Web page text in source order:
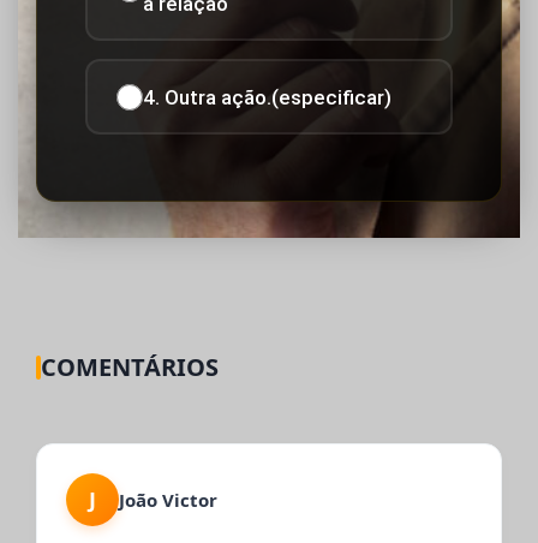
4. Outra ação.(especificar)
COMENTÁRIOS
J João Victor